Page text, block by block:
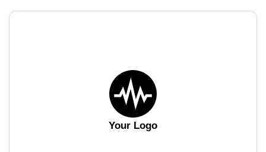
Your Logo